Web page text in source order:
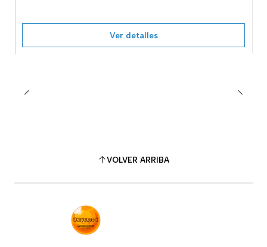
Ver detalles
VOLVER ARRIBA